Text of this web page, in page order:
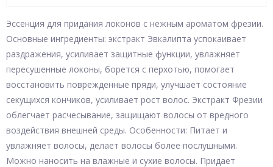
Эссенция для придания локонов с нежным ароматом фрезии.
Основные ингредиенты: экстракт Эвкалипта успокаивает
раздражения, усиливает защитные функции, увлажняет
пересушенные локоны, борется с перхотью, помогает
восстановить поврежденные пряди, улучшает состояние
секущихся кончиков, усиливает рост волос. Экстракт Фрезии
облегчает расчесывание, защищают волосы от вредного
воздействия внешней среды. Особенности: Питает и
увлажняет волосы, делает волосы более послушными.
Можно наносить на влажные и сухие волосы. Придает